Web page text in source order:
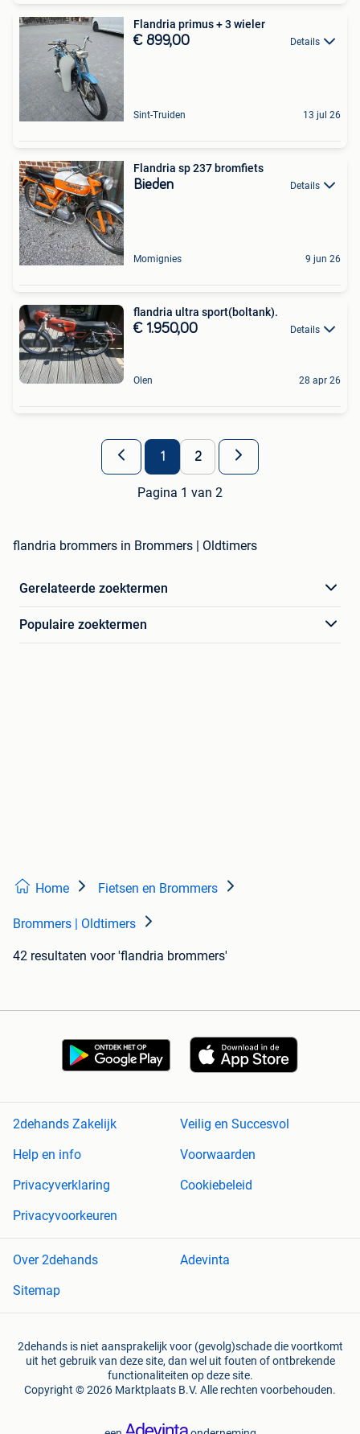
Flandria primus + 3 wieler
€ 899,00 Details
Sint-Truiden 13 jul 26
Flandria sp 237 bromfiets
Bieden Details
Momignies 9 jun 26
flandria ultra sport(boltank).
€ 1.950,00 Details
Olen 28 apr 26
1 2
Pagina 1 van 2
flandria brommers in Brommers | Oldtimers
Gerelateerde zoektermen
Populaire zoektermen
Home Fietsen en Brommers
Brommers | Oldtimers
42 resultaten voor 'flandria brommers'
2dehands Zakelijk
Veilig en Succesvol
Help en info
Voorwaarden
Privacyverklaring
Cookiebeleid
Privacyvoorkeuren
Over 2dehands
Adevinta
Sitemap
2dehands is niet aansprakelijk voor (gevolg)schade die voortkomt
uit het gebruik van deze site, dan wel uit fouten of ontbrekende
functionaliteiten op deze site.
Copyright © 2026 Marktplaats B.V. Alle rechten voorbehouden.